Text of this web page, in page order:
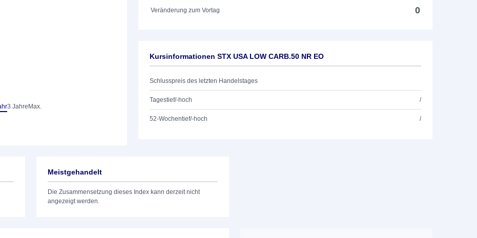
3 Jahre Max.
Veränderung zum Vortag 0
Kursinformationen STX USA LOW CARB.50 NR EO
Schlusspreis des letzten Handelstages
Tagestief/-hoch /
52-Wochentief/-hoch /
Meistgehandelt
Die Zusammensetzung dieses Index kann derzeit nicht
angezeigt werden.